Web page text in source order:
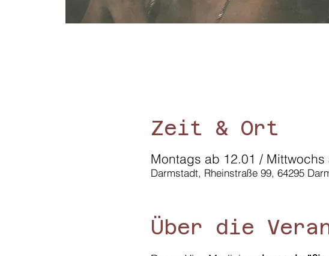
Zeit & Ort
Montags ab 12.01 / Mittwochs
Darmstadt, Rheinstraße 99, 64295
Über die